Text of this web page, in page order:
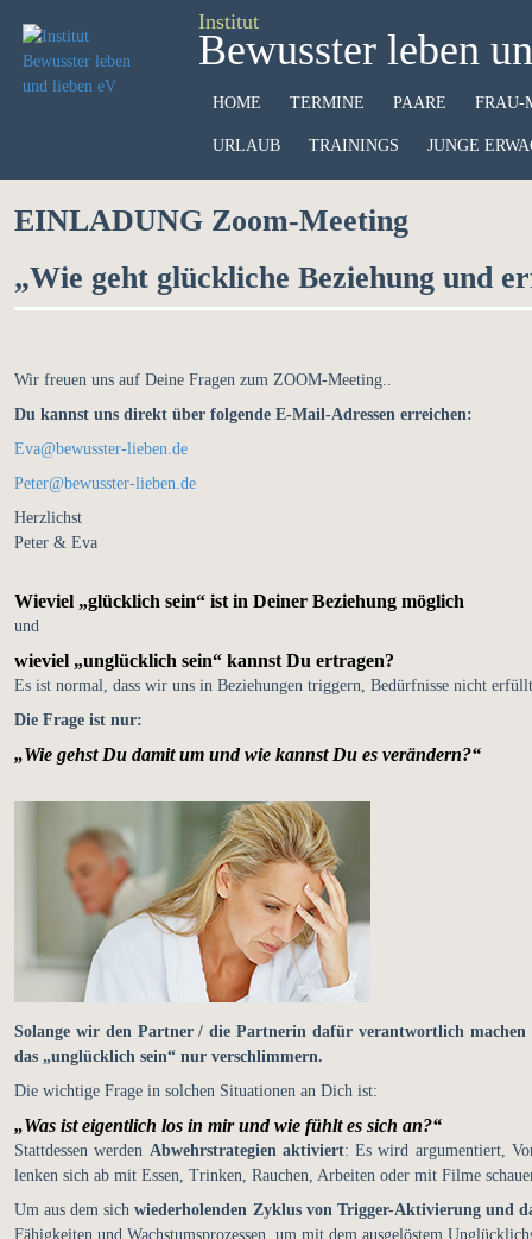
Institut
Bewusster leben
HOME TERMINE PAARE FRAU-
URLAUB TRAININGS JUNGE
EINLADUNG Zoom-Meeting
„Wie geht glückliche Beziehung und
Wir freuen uns auf Deine Fragen zum ZOOM-Meeting..
Du kannst uns direkt über folgende E-Mail-Adressen erreichen:
Eva@bewusster-lieben.de
Peter@bewusster-lieben.de
Herzlichst
Peter & Eva
Wieviel „glücklich sein“ ist in Deiner Beziehung möglich
und
wieviel „unglücklich sein“ kannst Du ertragen?
Es ist normal, dass wir uns in Beziehungen triggern, Bedürfnisse nicht
Die Frage ist nur:
„Wie gehst Du damit um und wie kannst Du es verändern?“
Solange wir den Partner / die Partnerin dafür verantwortlich
das „unglücklich sein“ nur verschlimmern.
Die wichtige Frage in solchen Situationen an Dich ist:
„Was ist eigentlich los in mir und wie fühlt es sich an?“
Stattdessen werden Abwehrstrategien aktiviert: Es wird argumentiert,
lenken sich ab mit Essen, Trinken, Rauchen, Arbeiten oder mit Filme
Um aus dem sichwiederholenden Zyklus von Trigger-Aktivierung und
Fähigkeiten und Wachstumsprozessen, um mit dem ausgelöstem